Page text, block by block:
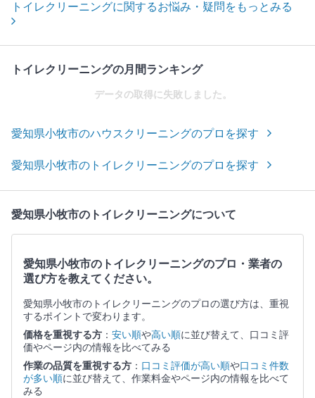
トイレクリーニングに関するお悩み・疑問をもっとみる
トイレクリーニングの月間ランキング
データの取得に失敗しました。
愛知県小牧市のハウスクリーニングのプロを探す
愛知県小牧市のトイレクリーニングのプロを探す
愛知県小牧市のトイレクリーニングについて
愛知県小牧市のトイレクリーニングのプロ・業者の
選び方を教えてください。
愛知県小牧市のトイレクリーニングのプロの選び方は、重視
するポイントで変わります。
価格を重視する方 ： 安い順や高い順に並び替えて、口コミ評
価やページ内の情報を比べてみる
作業の品質を重視する方 ： 口コミ評価が高い順や口コミ件数
が多い順に並び替えて、作業料金やページ内の情報を比べて
みる